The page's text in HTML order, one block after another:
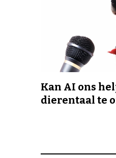
Kan AI ons
dierentaal te